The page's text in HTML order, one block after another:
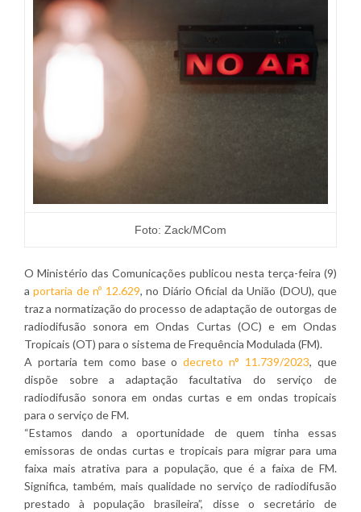
Foto: Zack/MCom
O Ministério das Comunicações publicou nesta terça-feira (9)
aportaria de nº 12.629, no Diário Oficial da União (DOU), que
traz a normatização do processo de adaptação de outorgas de
radiodifusão sonora em Ondas Curtas (OC) e em Ondas
Tropicais (OT) para o sistema de Frequência Modulada (FM).
A portaria tem como base odecreto n° 11.739/2023, que
dispõe sobre a adaptação facultativa do serviço de
radiodifusão sonora em ondas curtas e em ondas tropicais
para o serviço de FM.
“Estamos dando a oportunidade de quem tinha essas
emissoras de ondas curtas e tropicais para migrar para uma
faixa mais atrativa para a população, que é a faixa de FM.
Significa, também, mais qualidade no serviço de radiodifusão
prestado à população brasileira”, disse o secretário de